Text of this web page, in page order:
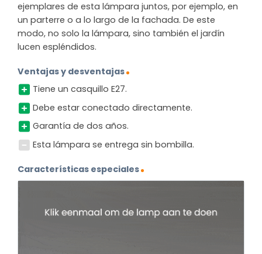
ejemplares de esta lámpara juntos, por ejemplo, en
un parterre o a lo largo de la fachada. De este
modo, no solo la lámpara, sino también el jardín
lucen espléndidos.
Ventajas y desventajas
Tiene un casquillo E27.
Debe estar conectado directamente.
Garantía de dos años.
Esta lámpara se entrega sin bombilla.
Características especiales